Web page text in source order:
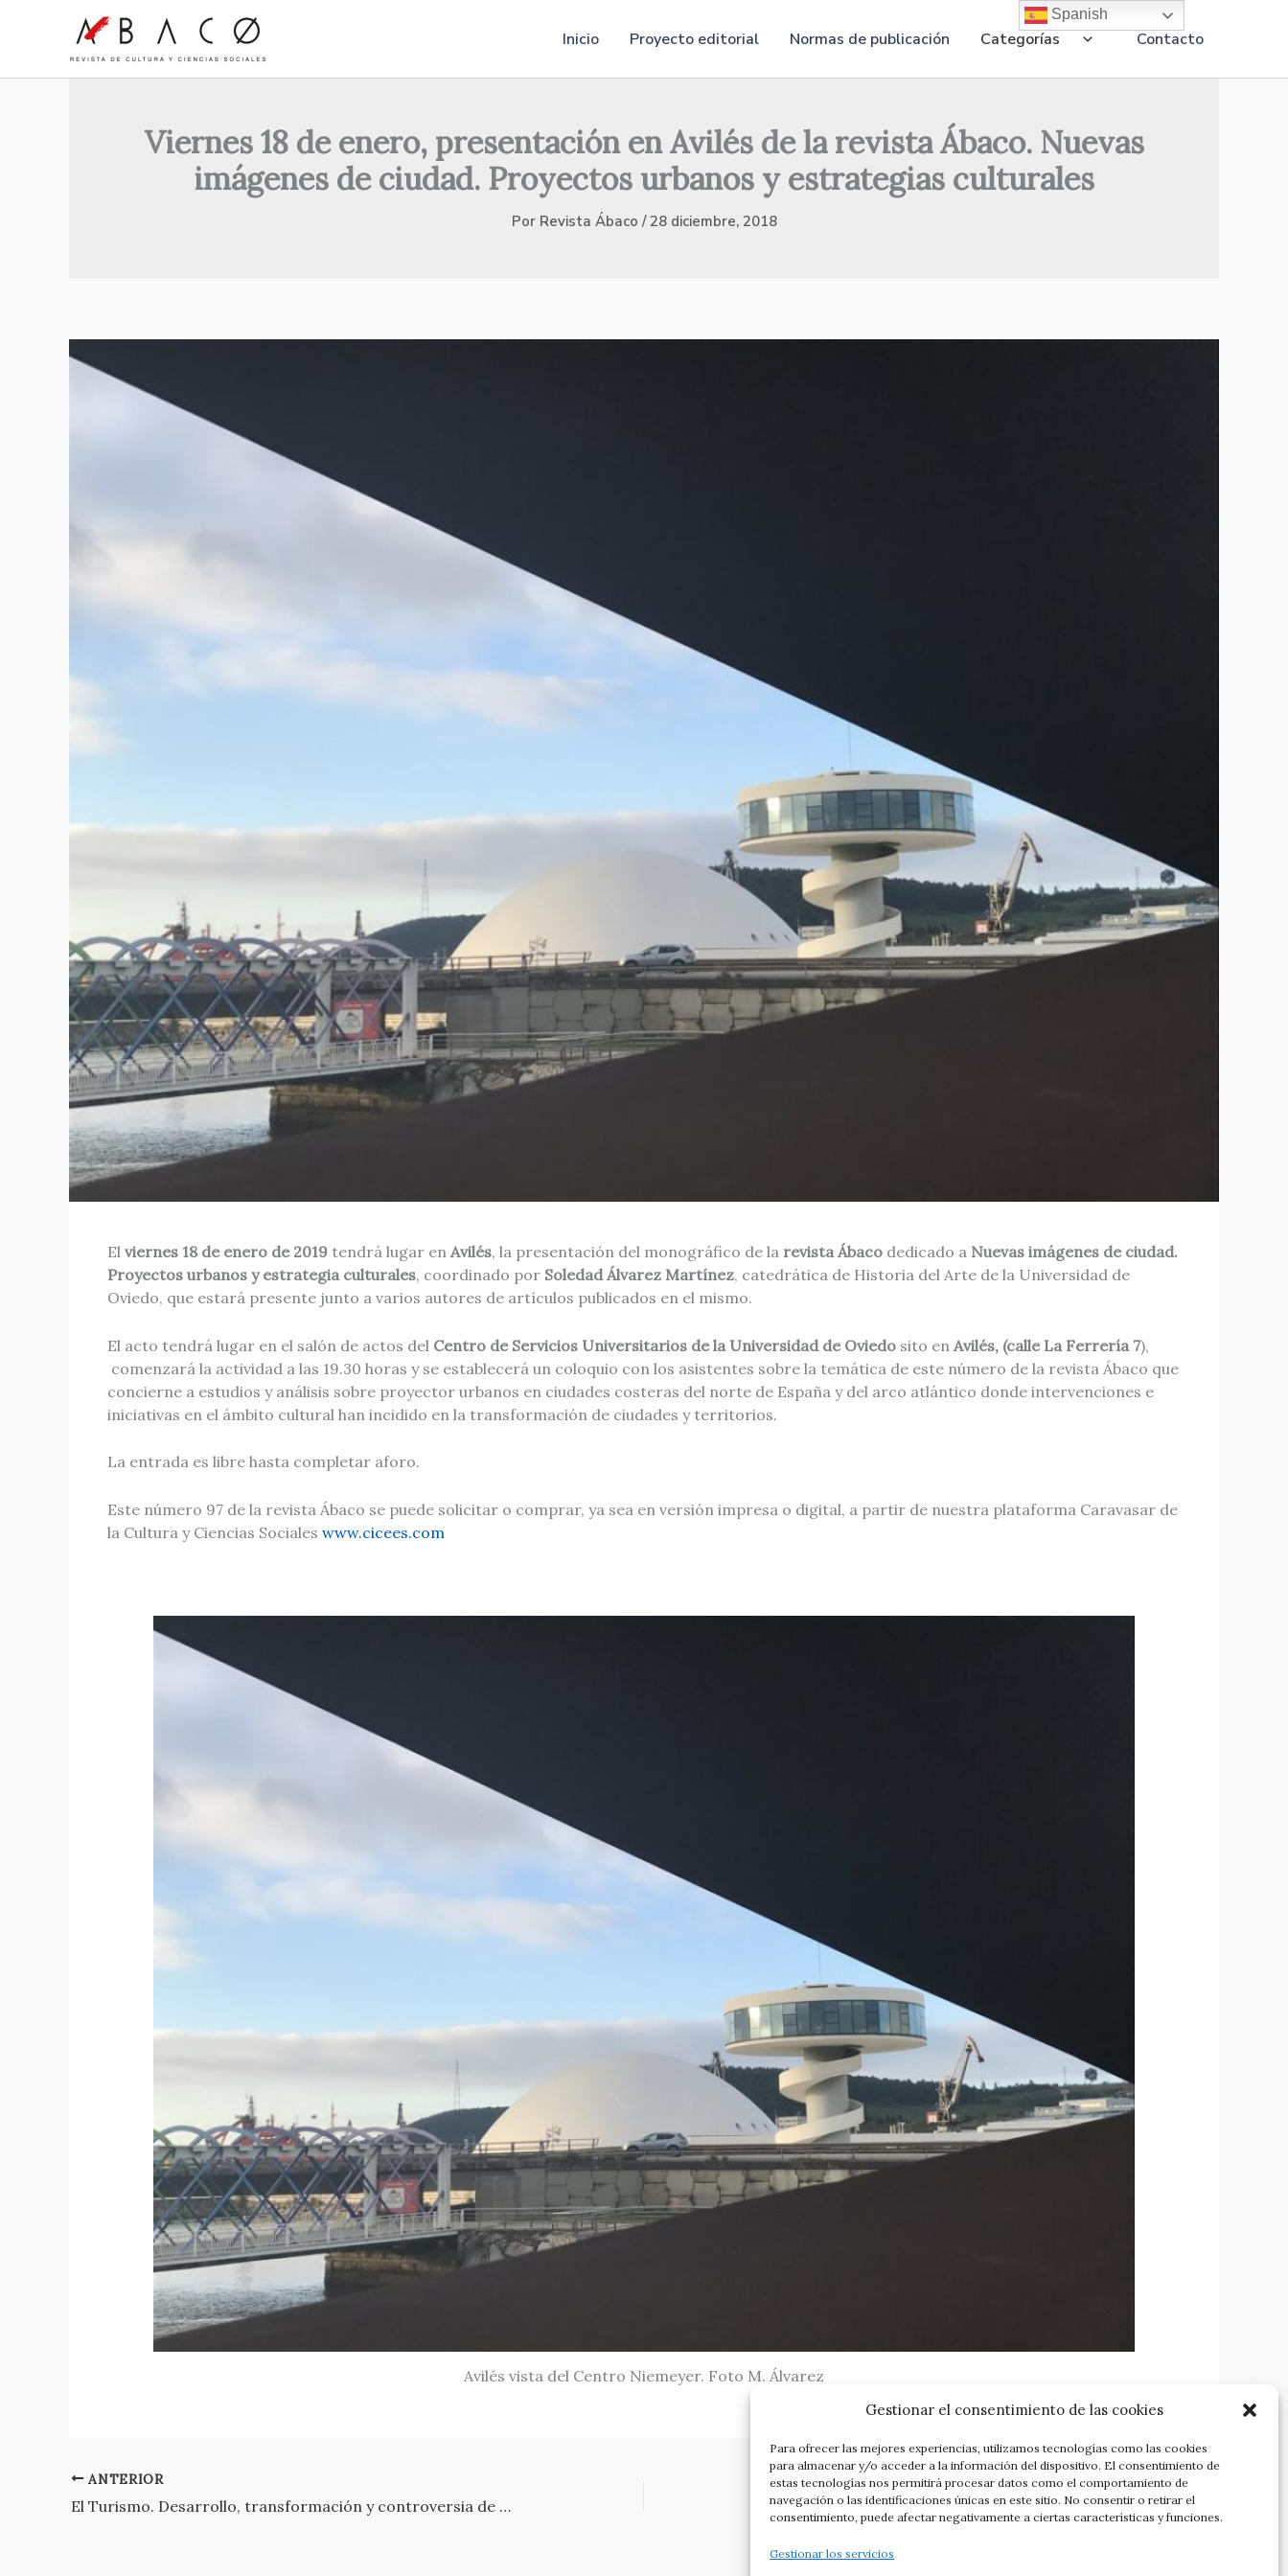
Gestionar el consentimiento de las cookies
Para ofrecer las mejores experiencias, utilizamos tecnologías como las cookies
para almacenar y/o acceder a la información del dispositivo. El consentimiento de
estas tecnologías nos permitirá procesar datos como el comportamiento de
navegación o las identificaciones únicas en este sitio. No consentir o retirar el
consentimiento, puede afectar negativamente a ciertas características y funciones.
Gestionar los servicios
contenido
Inicio Proyecto editorial Normas de publicación Categorías Contacto
Viernes 18 de enero, presentación en Avilés de la revista Ábaco. Nuevas
imágenes de ciudad. Proyectos urbanos y estrategias culturales
Por Revista Ábaco /28 diciembre, 2018
El viernes 18 de enero de 2019 tendrá lugar en Avilés, la presentación del monográfico de la revista Ábaco dedicado a Nuevas imágenes de ciudad.
Proyectos urbanos y estrategia culturales, coordinado por Soledad Álvarez Martínez, catedrática de Historia del Arte de la Universidad de
Oviedo, que estará presente junto a varios autores de artículos publicados en el mismo.
El acto tendrá lugar en el salón de actos del Centro de Servicios Universitarios de la Universidad de Oviedo sito en Avilés, (calle La Ferrería 7),
comenzará la actividad a las 19.30 horas y se establecerá un coloquio con los asistentes sobre la temática de este número de la revista Ábaco que
concierne a estudios y análisis sobre proyector urbanos en ciudades costeras del norte de España y del arco atlántico donde intervenciones e
iniciativas en el ámbito cultural han incidido en la transformación de ciudades y territorios.
La entrada es libre hasta completar aforo.
Este número 97 de la revista Ábaco se puede solicitar o comprar, ya sea en versión impresa o digital, a partir de nuestra plataforma Caravasar de
la Cultura y Ciencias Sociales www.cicees.com
Avilés vista del Centro Niemeyer. Foto M. Álvarez
ANTERIOR
El Turismo. Desarrollo, transformación y controversia de un fenómeno social en el número 98 de la revista Ábaco
SIGUIENTE
Spanish